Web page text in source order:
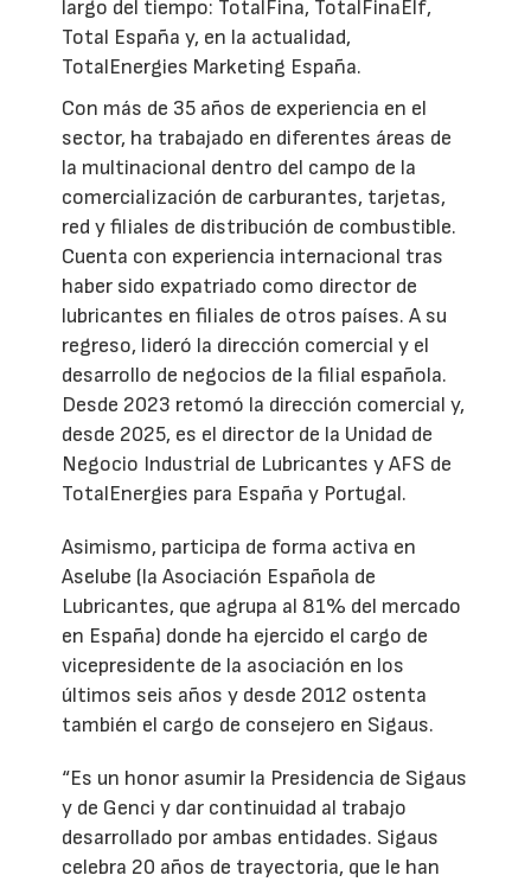
largo del tiempo: TotalFina, TotalFinaElf,
Total España y, en la actualidad,
TotalEnergies Marketing España.
Con más de 35 años de experiencia en el
sector, ha trabajado en diferentes áreas de
la multinacional dentro del campo de la
comercialización de carburantes, tarjetas,
red y filiales de distribución de combustible.
Cuenta con experiencia internacional tras
haber sido expatriado como director de
lubricantes en filiales de otros países. A su
regreso, lideró la dirección comercial y el
desarrollo de negocios de la filial española.
Desde 2023 retomó la dirección comercial y,
desde 2025, es el director de la Unidad de
Negocio Industrial de Lubricantes y AFS de
TotalEnergies para España y Portugal.
Asimismo, participa de forma activa en
Aselube (la Asociación Española de
Lubricantes, que agrupa al 81% del mercado
en España) donde ha ejercido el cargo de
vicepresidente de la asociación en los
últimos seis años y desde 2012 ostenta
también el cargo de consejero en Sigaus.
“Es un honor asumir la Presidencia de Sigaus
y de Genci y dar continuidad al trabajo
desarrollado por ambas entidades. Sigaus
celebra 20 años de trayectoria, que le han